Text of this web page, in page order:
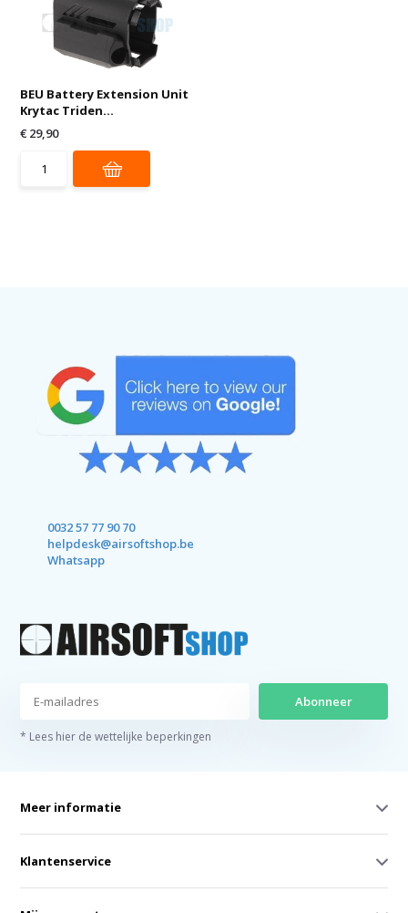
BEU Battery Extension Unit
Krytac Triden...
€ 29,90
0032 57 77 90 70
helpdesk@airsoftshop.be
Whatsapp
Abonneer
* Lees hier de wettelijke beperkingen
Meer informatie
Klantenservice